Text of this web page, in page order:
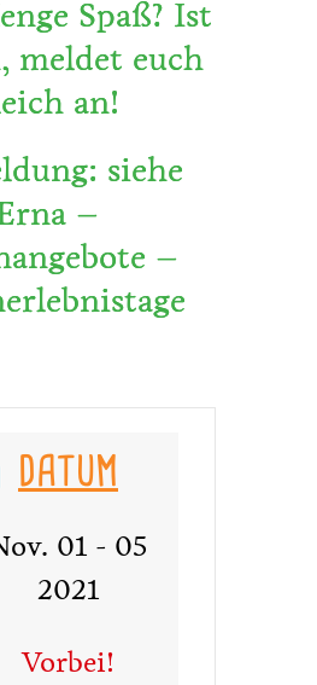
Spaß? Ist
meldet euch
an!
siehe
–
–
DATUM
01 - 05
2021
Vorbei!